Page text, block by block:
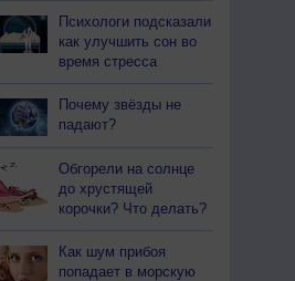
Психологи подсказали
как улучшить сон во
время стресса
Почему звёзды не
падают?
Обгорели на солнце
до хрустящей
корочки? Что делать?
Как шум прибоя
попадает в морскую